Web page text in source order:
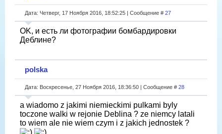
Дата: Четверг, 17 Ноября 2016, 18:52:25 | Сообщение # 27
OK, и есть ли фотографии бомбардировки
Деблине?
polska
Дата: Воскресенье, 27 Ноября 2016, 18:36:50 | Сообщение # 28
a wiadomo z jakimi niemieckimi pulkami byly
toczone walki w rejonie Deblina ? ze niemcy latali
to wiem ale nie wiem czym i z jakich jednostek ?